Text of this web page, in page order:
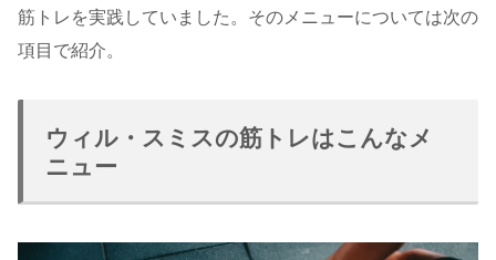
筋トレを実践していました。そのメニューについては次の
項目で紹介。
ウィル・スミスの筋トレはこんなメ
ニュー